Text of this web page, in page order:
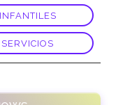
INFANTILES
SERVICIOS